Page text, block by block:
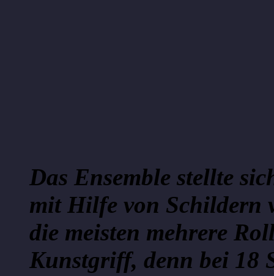
Das Ensemble stellte
mit Hilfe von Schildern
die meisten mehrere
Kunstgriff, denn bei 18